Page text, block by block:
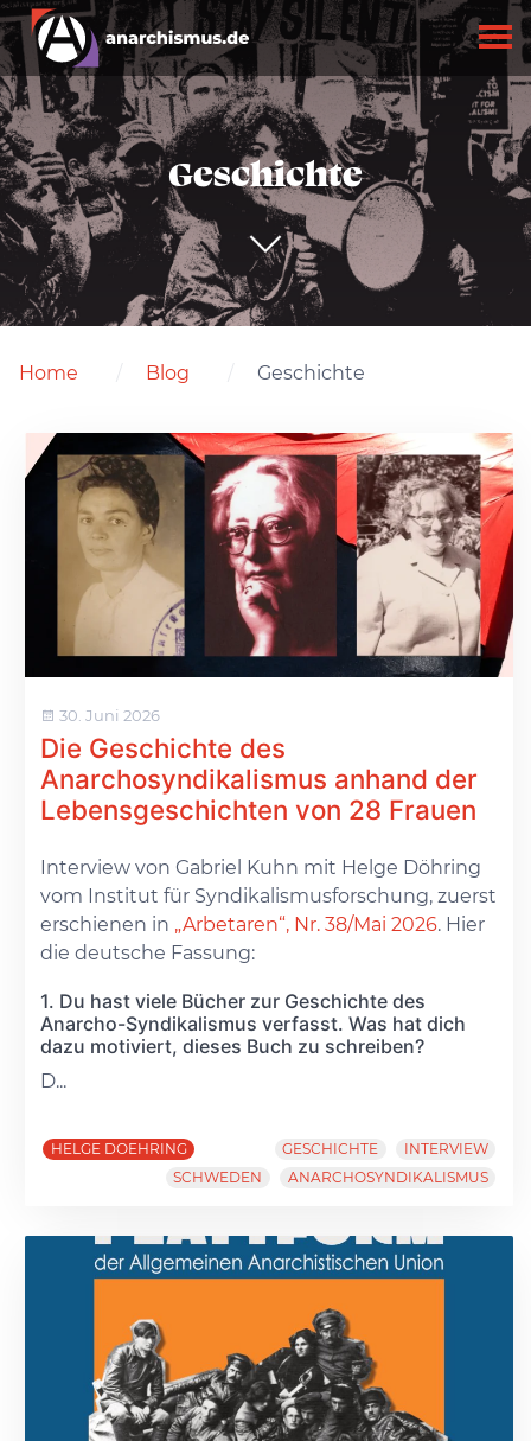
Geschichte
Home Blog Geschichte
30. Juni 2026
Die Geschichte des
Anarchosyndikalismus anhand der
Lebensgeschichten von 28 Frauen
Interview von Gabriel Kuhn mit Helge Döhring
vom Institut für Syndikalismusforschung, zuerst
erschienen in „Arbetaren“, Nr. 38/Mai 2026. Hier
die deutsche Fassung:
1. Du hast viele Bücher zur Geschichte des
Anarcho-Syndikalismus verfasst. Was hat dich
dazu motiviert, dieses Buch zu schreiben?
D...
HELGE DOEHRING GESCHICHTE
INTERVIEW
SCHWEDEN
ANARCHOSYNDIKALISMUS